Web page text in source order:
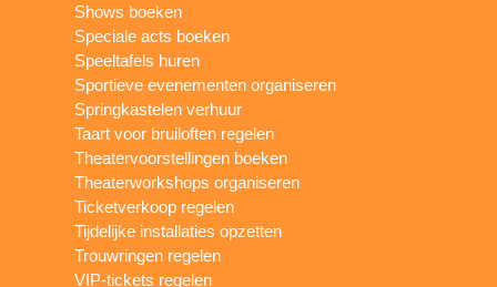
Shows boeken
Speciale acts boeken
Speeltafels huren
Sportieve evenementen organiseren
Springkastelen verhuur
Taart voor bruiloften regelen
Theatervoorstellingen boeken
Theaterworkshops organiseren
Ticketverkoop regelen
Tijdelijke installaties opzetten
Trouwringen regelen
VIP-tickets regelen